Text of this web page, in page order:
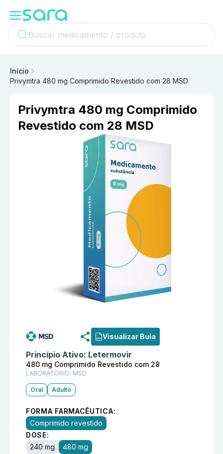
Início
Privymtra 480 mg Comprimido Revestido com 28 MSD
Privymtra 480 mg Comprimido
Revestido com 28 MSD
Visualizar Bula
Princípio Ativo: Letermovir
480 mg Comprimido Revestido com 28
LABORATÓRIO: MSD
Oral Adulto
FORMA FARMACÊUTICA:
Comprimido revestido
DOSE:
240 mg
480 mg